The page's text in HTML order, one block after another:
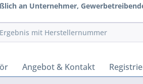
an Unternehmer,
Angebot & Kontakt